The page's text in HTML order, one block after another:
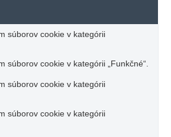
súborov cookie v kategórii
súborov cookie v kategórii „Funkčné“.
súborov cookie v kategórii
súborov cookie v kategórii